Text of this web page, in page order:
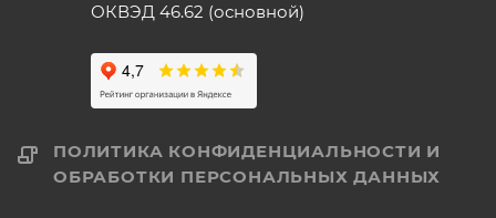
ОКВЭД 46.62 (основной)
ПОЛИТИКА КОНФИДЕНЦИАЛЬНОСТИ И
ОБРАБОТКИ ПЕРСОНАЛЬНЫХ ДАННЫХ